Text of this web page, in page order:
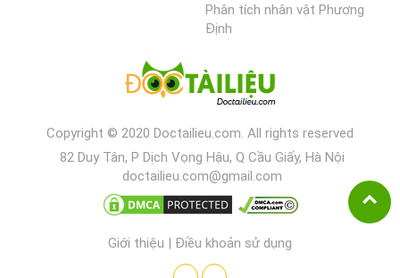
Phân tích nhân vật Phương
Định
Copyright © 2020 Doctailieu.com. All rights reserved
82 Duy Tân, P Dịch Vọng Hậu, Q Cầu Giấy, Hà Nội
doctailieu.com@gmail.com
Giới thiệu | Điều khoản sử dụng